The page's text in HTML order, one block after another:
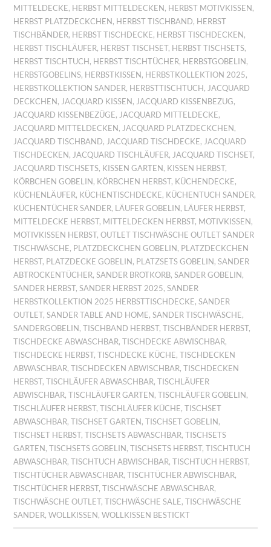
MITTELDECKE, HERBST MITTELDECKEN, HERBST MOTIVKISSEN,
HERBST PLATZDECKCHEN, HERBST TISCHBAND, HERBST
TISCHBÄNDER, HERBST TISCHDECKE, HERBST TISCHDECKEN,
HERBST TISCHLÄUFER, HERBST TISCHSET, HERBST TISCHSETS,
HERBST TISCHTUCH, HERBST TISCHTÜCHER, HERBSTGOBELIN,
HERBSTGOBELINS, HERBSTKISSEN, HERBSTKOLLEKTION 2025,
HERBSTKOLLEKTION SANDER, HERBSTTISCHTUCH, JACQUARD
DECKCHEN, JACQUARD KISSEN, JACQUARD KISSENBEZUG,
JACQUARD KISSENBEZÜGE, JACQUARD MITTELDECKE,
JACQUARD MITTELDECKEN, JACQUARD PLATZDECKCHEN,
JACQUARD TISCHBAND, JACQUARD TISCHDECKE, JACQUARD
TISCHDECKEN, JACQUARD TISCHLÄUFER, JACQUARD TISCHSET,
JACQUARD TISCHSETS, KISSEN GARTEN, KISSEN HERBST,
KÖRBCHEN GOBELIN, KÖRBCHEN HERBST, KÜCHENDECKE,
KÜCHENLÄUFER, KÜCHENTISCHDECKE, KÜCHENTUCH SANDER,
KÜCHENTÜCHER SANDER, LÄUFER GOBELIN, LÄUFER HERBST,
MITTELDECKE HERBST, MITTELDECKEN HERBST, MOTIVKISSEN,
MOTIVKISSEN HERBST,OUTLET TISCHWÄSCHE OUTLET SANDER
TISCHWÄSCHE, PLATZDECKCHEN GOBELIN, PLATZDECKCHEN
HERBST, PLATZDECKE GOBELIN, PLATZSETS GOBELIN,SANDER
ABTROCKENTÜCHER,SANDER BROTKORB,SANDER GOBELIN,
SANDER HERBST,SANDER HERBST 2025,SANDER
HERBSTKOLLEKTION 2025 HERBSTTISCHDECKE,SANDER
OUTLET,SANDER TABLE AND HOME,SANDER TISCHWÄSCHE,
SANDERGOBELIN,TISCHBAND HERBST,TISCHBÄNDER HERBST,
TISCHDECKE ABWASCHBAR,TISCHDECKE ABWISCHBAR,
TISCHDECKE HERBST,TISCHDECKE KÜCHE,TISCHDECKEN
ABWASCHBAR,TISCHDECKEN ABWISCHBAR,TISCHDECKEN
HERBST,TISCHLÄUFER ABWASCHBAR,TISCHLÄUFER
ABWISCHBAR,TISCHLÄUFER GARTEN,TISCHLÄUFER GOBELIN,
TISCHLÄUFER HERBST,TISCHLÄUFER KÜCHE,TISCHSET
ABWASCHBAR,TISCHSET GARTEN,TISCHSET GOBELIN,
TISCHSET HERBST,TISCHSETS ABWASCHBAR,TISCHSETS
GARTEN,TISCHSETS GOBELIN,TISCHSETS HERBST,TISCHTUCH
ABWASCHBAR,TISCHTUCH ABWISCHBAR,TISCHTUCH HERBST,
TISCHTÜCHER ABWASCHBAR,TISCHTÜCHER ABWISCHBAR,
TISCHTÜCHER HERBST,TISCHWÄSCHE ABWASCHBAR,
TISCHWÄSCHE OUTLET,TISCHWÄSCHE SALE,TISCHWÄSCHE
SANDER,WOLLKISSEN,WOLLKISSEN BESTICKT